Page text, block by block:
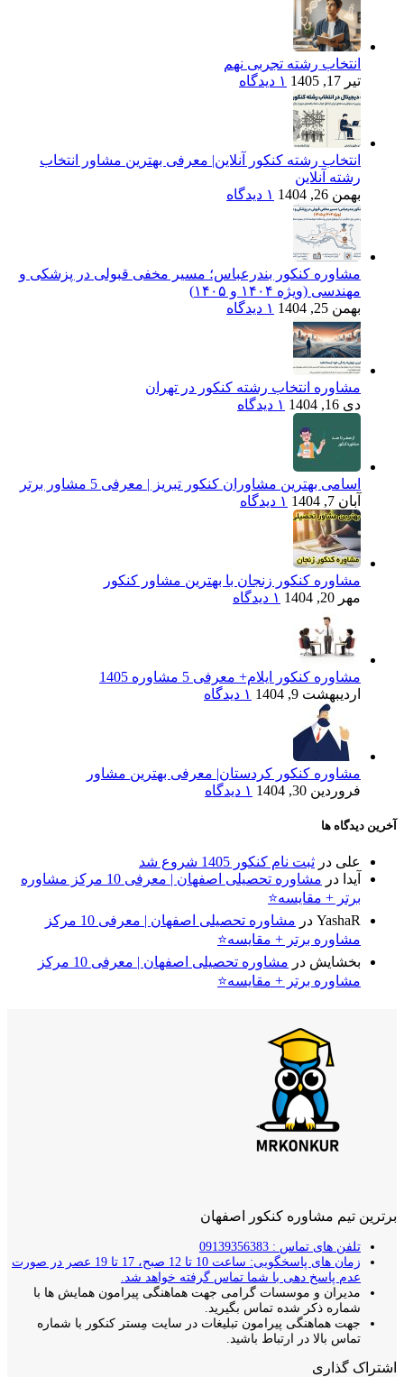
انتخاب رشته تجربی نهم
تیر 17, 1405
۱ دیدگاه
انتخاب رشته کنکور آنلاین| معرفی بهترین مشاور انتخاب
رشته آنلاین
بهمن 26, 1404
۱ دیدگاه
مشاوره کنکور بندرعباس؛ مسیر مخفی قبولی در پزشکی و
مهندسی (ویژه ۱۴۰۴ و ۱۴۰۵)
بهمن 25, 1404
۱ دیدگاه
مشاوره انتخاب رشته کنکور در تهران
دی 16, 1404
۱ دیدگاه
اسامی بهترین مشاوران کنکور تبریز | معرفی 5 مشاور برتر
آبان 7, 1404
۱ دیدگاه
مشاوره کنکور زنجان با بهترین مشاور کنکور
مهر 20, 1404
۱ دیدگاه
مشاوره کنکور ایلام+ معرفی 5 مشاوره 1405
اردیبهشت 9, 1404
۱ دیدگاه
مشاوره کنکور کردستان| معرفی بهترین مشاور
فروردین 30, 1404
۱ دیدگاه
آخرین دیدگاه ها
علی در ثبت نام کنکور 1405 شروع شد
آیدا در
مشاوره تحصیلی اصفهان | معرفی 10 مرکز مشاوره
برتر + مقایسه⭐
YashaR در
مشاوره تحصیلی اصفهان | معرفی 10 مرکز
مشاوره برتر + مقایسه⭐
بخشایش در
مشاوره تحصیلی اصفهان | معرفی 10 مرکز
مشاوره برتر + مقایسه⭐
برترین تیم مشاوره کنکور اصفهان
تلفن های تماس : 09139356383
زمان های پاسخگویی: ساعت 10 تا 12 صبح، 17 تا 19 عصر در صورت
عدم پاسخ دهی با شما تماس گرفته خواهد شد.
مدیران و موسسات گرامی جهت هماهنگی پیرامون همایش ها با
شماره ذکر شده تماس بگیرید.
جهت هماهنگی پیرامون تبلیغات در سایت مِستر کنکور با شماره
تماس بالا در ارتباط باشید.
اشتراک گذاری